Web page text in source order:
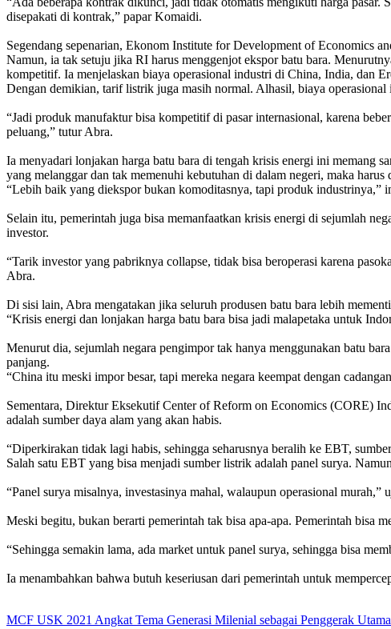
disepakati di kontrak,” papar Komaidi.
Segendang sepenarian, Ekonom Institute for Development of Economics
Namun, ia tak setuju jika RI harus menggenjot ekspor batu bara.
kompetitif. Ia menjelaskan biaya operasional industri di China, India, dan
Dengan demikian, tarif listrik juga masih normal. Alhasil, biaya
“Jadi produk manufaktur bisa kompetitif di pasar internasional, karena
peluang,” tutur Abra.
Ia menyadari lonjakan harga batu bara di tengah krisis energi ini memang
yang melanggar dan tak memenuhi kebutuhan di dalam negeri, maka harus
“Lebih baik yang diekspor bukan komoditasnya, tapi produk industrinya,”
Selain itu, pemerintah juga bisa memanfaatkan krisis energi di sejumlah
investor.
“Tarik investor yang pabriknya collapse, tidak bisa beroperasi karena
Abra.
Di sisi lain, Abra mengatakan jika seluruh produsen batu bara lebih
“Krisis energi dan lonjakan harga batu bara bisa jadi malapetaka untuk
Menurut dia, sejumlah negara pengimpor tak hanya menggunakan batu
panjang.
“China itu meski impor besar, tapi mereka negara keempat dengan
Sementara, Direktur Eksekutif Center of Reform on Economics (CORE)
adalah sumber daya alam yang akan habis.
“Diperkirakan tidak lagi habis, sehingga seharusnya beralih ke EBT,
Salah satu EBT yang bisa menjadi sumber listrik adalah panel surya.
“Panel surya misalnya, investasinya mahal, walaupun operasional murah,”
Meski begitu, bukan berarti pemerintah tak bisa apa-apa. Pemerintah bisa
“Sehingga semakin lama, ada market untuk panel surya, sehingga bisa
Ia menambahkan bahwa butuh keseriusan dari pemerintah untuk
MCF USK 2021 Angkat Tema Generasi Milenial sebagai Penggerak